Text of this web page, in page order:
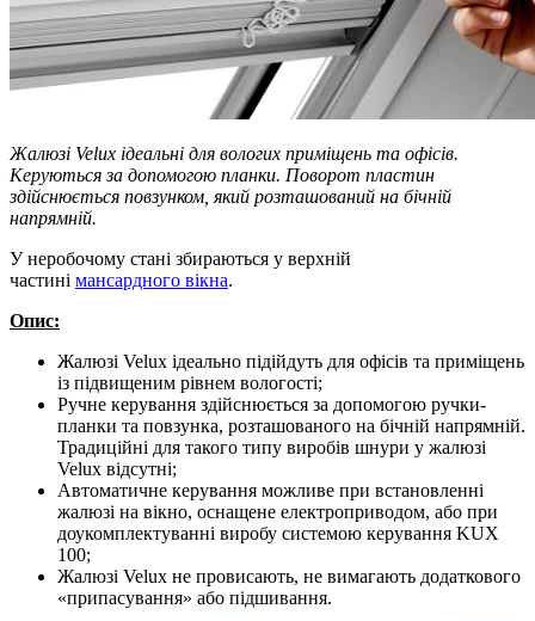
Жалюзі Velux ідеальні для вологих приміщень та офісів.
Керуються за допомогою планки. Поворот пластин
здійснюється повзунком, який розташований на бічній
напрямній.
У неробочому стані збираються у верхній
частині мансардного вікна.
Опис:
Жалюзі Velux ідеально підійдуть для офісів та приміщень
із підвищеним рівнем вологості;
Ручне керування здійснюється за допомогою ручки-
планки та повзунка, розташованого на бічній напрямній.
Традиційні для такого типу виробів шнури у жалюзі
Velux відсутні;
Автоматичне керування можливе при встановленні
жалюзі на вікно, оснащене електроприводом, або при
доукомплектуванні виробу системою керування KUX
100;
Жалюзі Velux не провисають, не вимагають додаткового
«припасування» або підшивання.